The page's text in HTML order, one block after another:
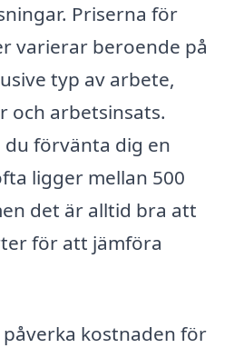
Priserna för
varierar beroende på
typ av arbete,
och arbetsinsats.
förvänta dig en
ligger mellan 500
det är alltid bra att
för att jämföra
kostnaden för